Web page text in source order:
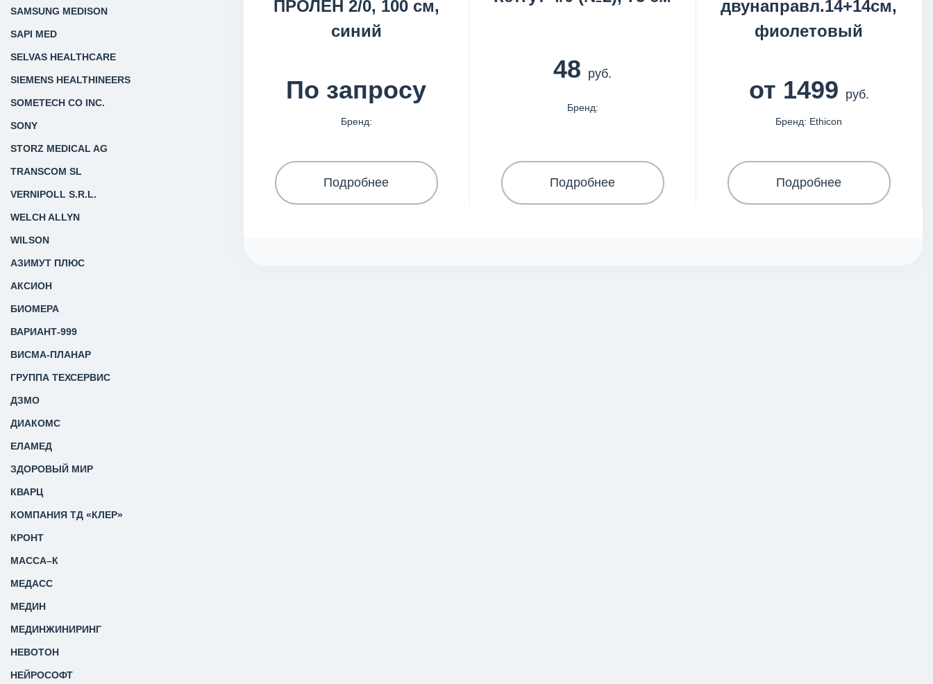
SAMSUNG MEDISON
SAPI MED
SELVAS HEALTHCARE
SIEMENS HEALTHINEERS
SOMETECH CO INC.
SONY
STORZ MEDICAL AG
TRANSCOM SL
VERNIPOLL S.R.L.
WELCH ALLYN
WILSON
АЗИМУТ ПЛЮС
АКСИОН
БИОМЕРА
ВАРИАНТ-999
ВИСМА-ПЛАНАР
ГРУППА ТЕХСЕРВИС
ДЗМО
ДИАКОМС
ЕЛАМЕД
ЗДОРОВЫЙ МИР
КВАРЦ
КОМПАНИЯ ТД «КЛЕР»
КРОНТ
МАССА–К
МЕДАСС
МЕДИН
МЕДИНЖИНИРИНГ
НЕВОТОН
НЕЙРОСОФТ
ПРОЛЕН 2/0, 100 см,
синий
По запросу
Бренд:
Подробнее
48 руб.
Бренд:
Подробнее
двунаправл.14+14см,
фиолетовый
от 1499 руб.
Бренд: Ethicon
Подробнее